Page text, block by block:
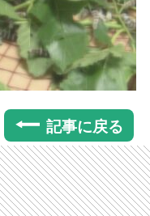
記事に戻る